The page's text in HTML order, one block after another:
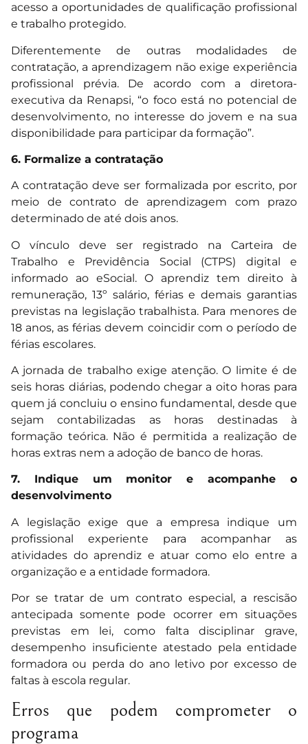
acesso a oportunidades de qualificação profissional
e trabalho protegido.
Diferentemente de outras modalidades de
contratação, a aprendizagem não exige experiência
profissional prévia. De acordo com a diretora-
executiva da Renapsi, “o foco está no potencial de
desenvolvimento, no interesse do jovem e na sua
disponibilidade para participar da formação”.
6. Formalize a contratação
A contratação deve ser formalizada por escrito, por
meio de contrato de aprendizagem com prazo
determinado de até dois anos.
O vínculo deve ser registrado na Carteira de
Trabalho e Previdência Social (CTPS) digital e
informado ao eSocial. O aprendiz tem direito à
remuneração, 13º salário, férias e demais garantias
previstas na legislação trabalhista. Para menores de
18 anos, as férias devem coincidir com o período de
férias escolares.
A jornada de trabalho exige atenção. O limite é de
seis horas diárias, podendo chegar a oito horas para
quem já concluiu o ensino fundamental, desde que
sejam contabilizadas as horas destinadas à
formação teórica. Não é permitida a realização de
horas extras nem a adoção de banco de horas.
7. Indique um monitor e acompanhe o
desenvolvimento
A legislação exige que a empresa indique um
profissional experiente para acompanhar as
atividades do aprendiz e atuar como elo entre a
organização e a entidade formadora.
Por se tratar de um contrato especial, a rescisão
antecipada somente pode ocorrer em situações
previstas em lei, como falta disciplinar grave,
desempenho insuficiente atestado pela entidade
formadora ou perda do ano letivo por excesso de
faltas à escola regular.
Erros que podem comprometer o
programa